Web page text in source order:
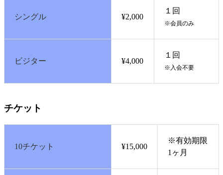
シングル ¥2,000
１回
※会員のみ
ビジター ¥4,000
１回
※入会不要
チケット
10チケット ¥15,000
※有効期限
1ヶ月